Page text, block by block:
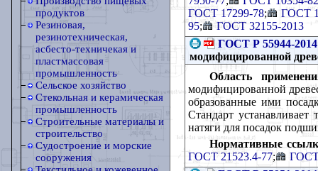
продуктов
Резиновая,
резинотехническая,
асбесто-техничекая и
пластмассовая
промышленность
Сельское хозяйство
Стекольная и керамическая
промышленность
Строительные материалы и
строительство
Судостроение и морские
сооружения
ГОСТ 17299-78;
ГОСТ
95;
ГОСТ 32155-2013
ГОСТ Р 55944-2014
модифицированной
Область
модифицированной
образованные ими
Стандарт
натяги для посадок
Нормативные
ГОСТ 21523.4-77;
ГОСТ